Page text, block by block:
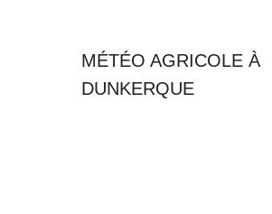
MÉTÉO AGRICOLE À
DUNKERQUE